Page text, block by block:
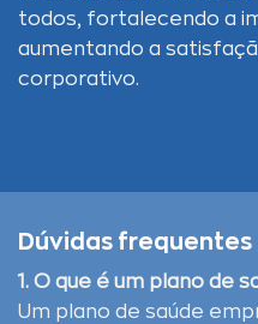
todos, fortalecendo a
aumentando a
corporativo.
Dúvidas frequentes
1. O que é um plano de
Um plano de saúde